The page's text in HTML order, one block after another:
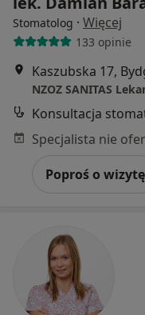
Stomatolog · Więcej
133 opinie
Kaszubska 17,
NZOZ SANITAS
Konsultacja
Poproś o wizytę